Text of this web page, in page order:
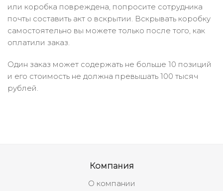
или коробка повреждена, попросите сотрудника
почты составить акт о вскрытии. Вскрывать коробку
самостоятельно вы можете только после того, как
оплатили заказ.
Один заказ может содержать не больше 10 позиций
и его стоимость не должна превышать 100 тысяч
рублей.
Компания
О компании